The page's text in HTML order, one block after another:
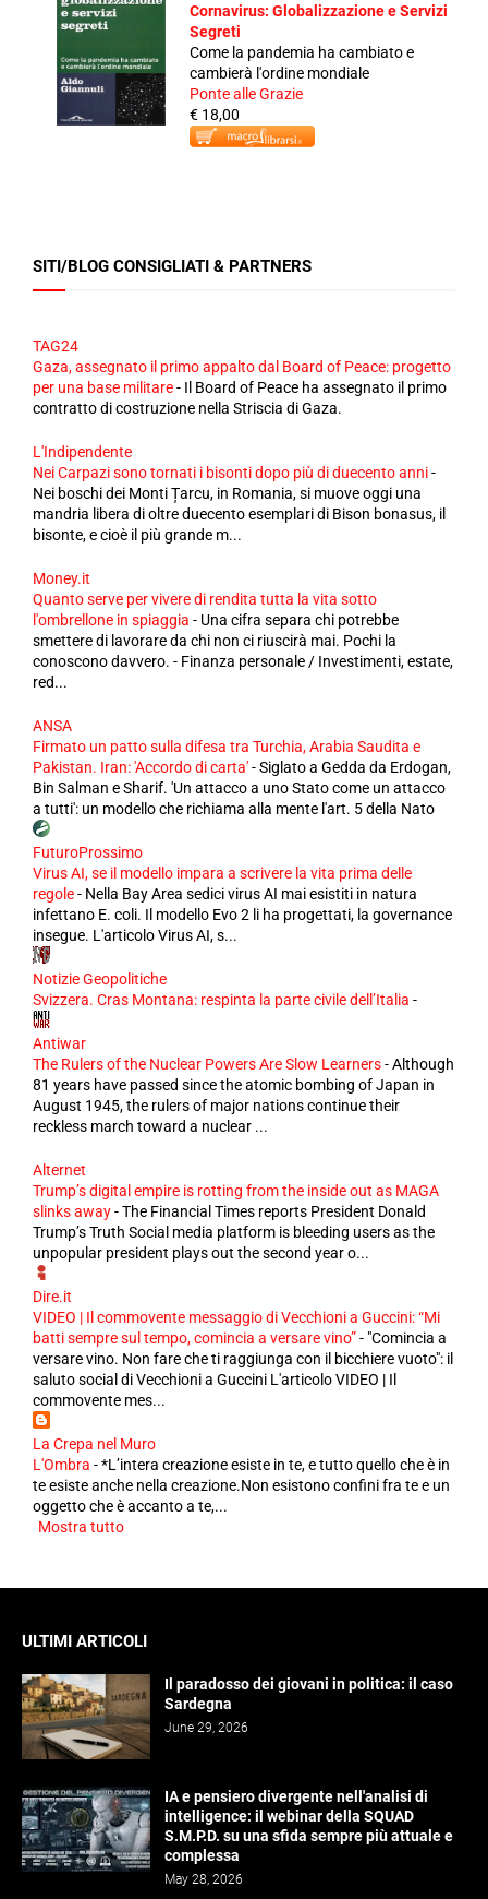
Cornavirus: Globalizzazione e Servizi
Segreti
Come la pandemia ha cambiato e
cambierà l'ordine mondiale
Ponte alle Grazie
€ 18,00
SITI/BLOG CONSIGLIATI & PARTNERS
TAG24
Gaza, assegnato il primo appalto dal Board of Peace: progetto
per una base militare- Il Board of Peace ha assegnato il primo
contratto di costruzione nella Striscia di Gaza.
L'Indipendente
Nei Carpazi sono tornati i bisonti dopo più di duecento anni-
Nei boschi dei Monti Țarcu, in Romania, si muove oggi una
mandria libera di oltre duecento esemplari di Bison bonasus, il
bisonte, e cioè il più grande m...
Money.it
Quanto serve per vivere di rendita tutta la vita sotto
l'ombrellone in spiaggia - Una cifra separa chi potrebbe
smettere di lavorare da chi non ci riuscirà mai. Pochi la
conoscono davvero. - Finanza personale / Investimenti, estate,
red...
ANSA
Firmato un patto sulla difesa tra Turchia, Arabia Saudita e
Pakistan. Iran: 'Accordo di carta'-Siglato a Gedda da Erdogan,
Bin Salman e Sharif. 'Un attacco a uno Stato come un attacco
a tutti': un modello che richiama alla mente l'art. 5 della Nato
FuturoProssimo
Virus AI, se il modello impara a scrivere la vita prima delle
regole- Nella Bay Area sedici virus AI mai esistiti in natura
infettano E. coli. Il modello Evo 2 li ha progettati, la governance
insegue. L'articolo Virus AI, s...
Notizie Geopolitiche
Svizzera. Cras Montana: respinta la parte civile dell’Italia -
Antiwar
The Rulers of the Nuclear Powers Are Slow Learners-Although
81 years have passed since the atomic bombing of Japan in
August 1945, the rulers of major nations continue their
reckless march toward a nuclear ...
Alternet
Trump’s digital empire is rotting from the inside out as MAGA
slinks away-The Financial Times reports President Donald
Trump’s Truth Social media platform is bleeding users as the
unpopular president plays out the second year o...
Dire.it
VIDEO | Il commovente messaggio di Vecchioni a Guccini: “Mi
batti sempre sul tempo, comincia a versare vino”- "Comincia a
versare vino. Non fare che ti raggiunga con il bicchiere vuoto": il
saluto social di Vecchioni a Guccini L'articolo VIDEO | Il
commovente mes...
La Crepa nel Muro
L'Ombra -*L’intera creazione esiste in te, e tutto quello che è in
te esiste anche nella creazione.Non esistono confini fra te e un
oggetto che è accanto a te,...
Mostra tutto
ULTIMI ARTICOLI
Il paradosso dei giovani in politica: il caso
Sardegna
June 29, 2026
IA e pensiero divergente nell'analisi di
intelligence: il webinar della SQUAD
S.M.P.D. su una sfida sempre più attuale e
complessa
May 28, 2026